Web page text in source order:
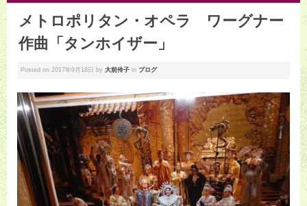
メトロポリタン・オペラ ワーグナー
作曲「タンホイザー」
Posted on 2017年9月18日 by 大前伶子 in ブログ